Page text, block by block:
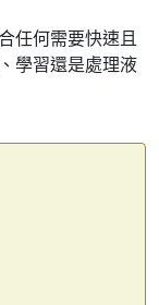
任何需要快速且
學習還是處理液